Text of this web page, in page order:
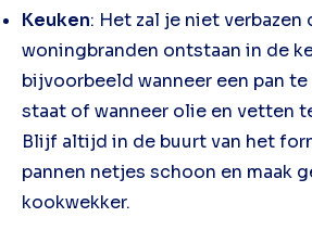
Keuken: Het zal je niet verbazen
woningbranden ontstaan in de
bijvoorbeeld wanneer een pan
staat of wanneer olie en vetten
Blijf altijd in de buurt van het
pannen netjes schoon en maak
kookwekker.